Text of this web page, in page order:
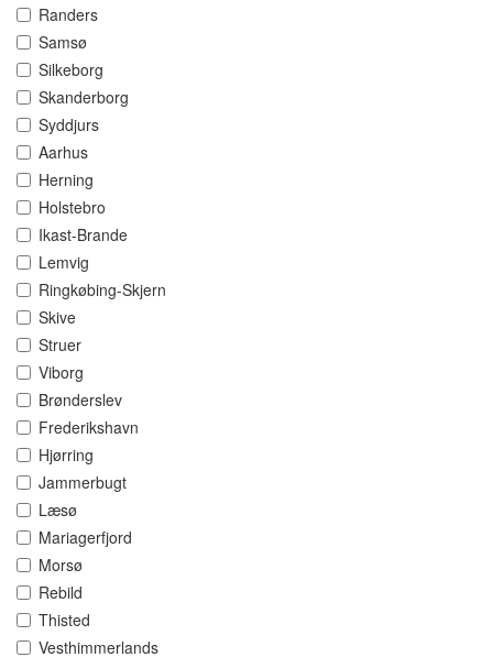
Randers
Samsø
Silkeborg
Skanderborg
Syddjurs
Aarhus
Herning
Holstebro
Ikast-Brande
Lemvig
Ringkøbing-Skjern
Skive
Struer
Viborg
Brønderslev
Frederikshavn
Hjørring
Jammerbugt
Læsø
Mariagerfjord
Morsø
Rebild
Thisted
Vesthimmerlands